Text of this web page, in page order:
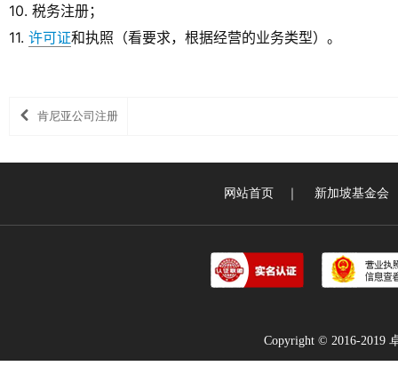
10. 税务注册；
11. 许可证和执照（看要求，根据经营的业务类型）。
肯尼亚公司注册
网站首页 新加坡基金会
Copyright © 2016-2019